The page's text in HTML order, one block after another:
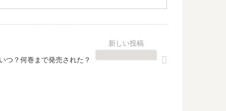
つ？何巻まで発売された？